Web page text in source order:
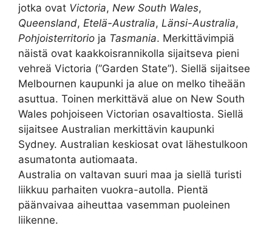
jotka ovat Victoria, New South Wales,
Queensland, Etelä-Australia, Länsi-Australia,
Pohjoisterritorio ja Tasmania. Merkittävimpiä
näistä ovat kaakkoisrannikolla sijaitseva pieni
vehreä Victoria (”Garden State”). Siellä sijaitsee
Melbournen kaupunki ja alue on melko tiheään
asuttua. Toinen merkittävä alue on New South
Wales pohjoiseen Victorian osavaltiosta. Siellä
sijaitsee Australian merkittävin kaupunki
Sydney. Australian keskiosat ovat lähestulkoon
asumatonta autiomaata.
Australia on valtavan suuri maa ja siellä turisti
liikkuu parhaiten vuokra-autolla. Pientä
päänvaivaa aiheuttaa vasemman puoleinen
liikenne.